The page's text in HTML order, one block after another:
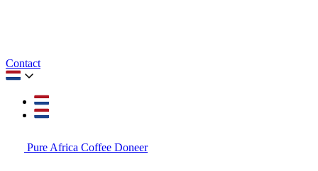
Contact
Pure Africa Coffee Doneer